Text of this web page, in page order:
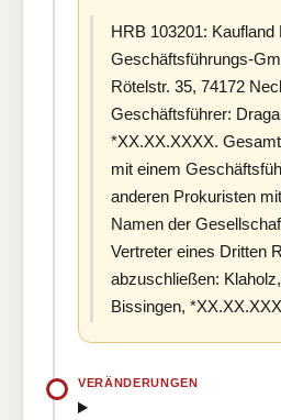
HRB 103201: Kaufland
Geschäftsführungs-
Rötelstr. 35, 74172
Geschäftsführer:
*XX.XX.XXXX.
mit einem
anderen Prokuristen
Namen der
Vertreter eines Dritten
abzuschließen:
Bissingen,
VERÄNDERUNGEN